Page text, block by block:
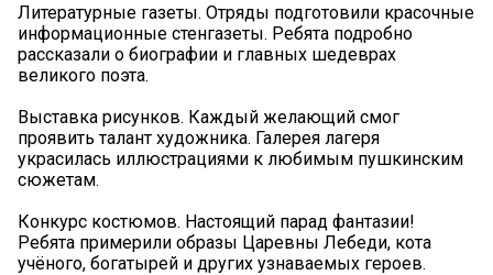
Литературные газеты. Отряды подготовили красочные
информационные стенгазеты. Ребята подробно
рассказали о биографии и главных шедеврах
великого поэта.
Выставка рисунков. Каждый желающий смог
проявить талант художника. Галерея лагеря
украсилась иллюстрациями к любимым пушкинским
сюжетам.
Конкурс костюмов. Настоящий парад фантазии!
Ребята примерили образы Царевны Лебеди, кота
учёного, богатырей и других узнаваемых героев.